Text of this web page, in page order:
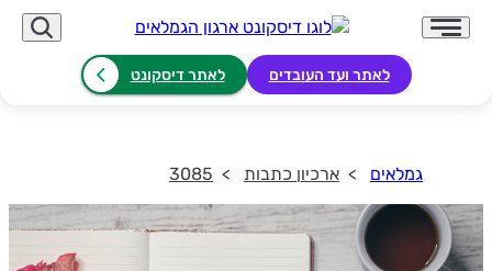
לאתר ועד העובדים לאתר דיסקונט
גמלאים ארכיון כתבות 3085